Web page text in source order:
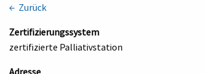
← Zurück
Zertifizierungssystem
zertifizierte Palliativstation
Adresse